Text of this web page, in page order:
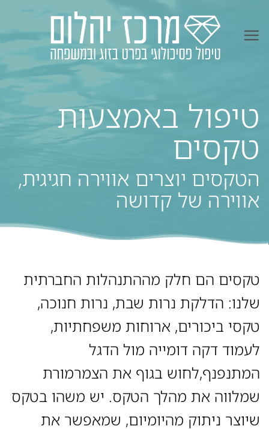
טיפול באמצעות
טקסים
הטקסים יוצרים אווירה חגיגית,
אווירה של קדושה
טקסים הם חלק מההתנהלות החברתית
שלנו: הדלקת נרות שבת, נרות חנוכה,
טקסי ביכורים, ארוחות משפחתיות,
לעמוד דקה דומייה מול הדגל
המתנפנף,לחוש בגוף את הצמרמורת
שמלווה את מהלך הטקס. יש משהו בטקס
שיוצר ניתוק מהיומיום, שמאפשר את